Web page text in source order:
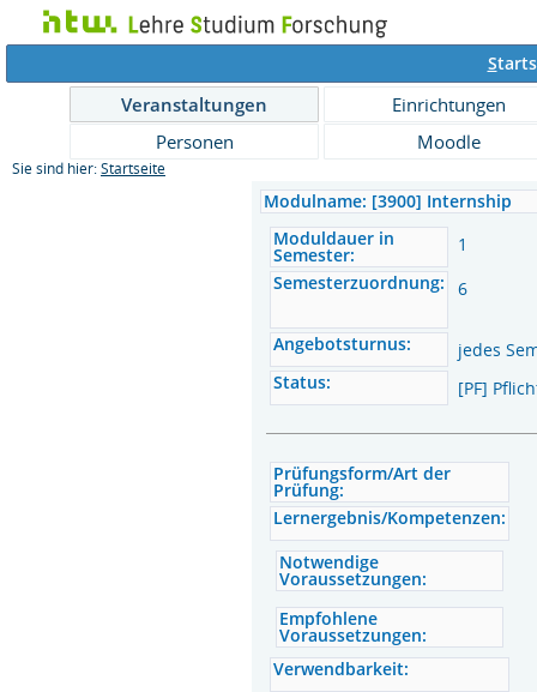
S
Veranstaltungen
Einrichtungen
Personen
Moodle
Sie sind hier: Startseite
Modulname: [3900] Internship
Moduldauer in
Semester:
1
Semesterzuordnung:
6
Angebotsturnus:
jedes
Status:
[PF]
Prüfungsform/Art der
Prüfung:
Lernergebnis/Kompetenzen:
Notwendige
Voraussetzungen:
Empfohlene
Voraussetzungen:
Verwendbarkeit: